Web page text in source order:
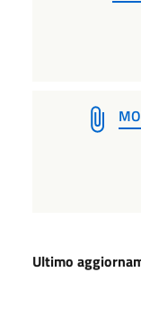
Ultimo